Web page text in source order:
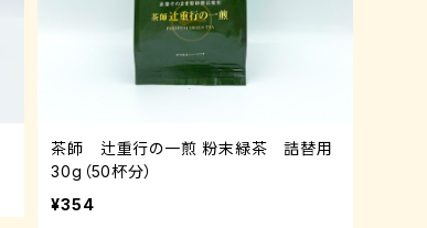
茶師 辻重行の一煎 粉末緑茶 詰替用
30g（50杯分）
¥354